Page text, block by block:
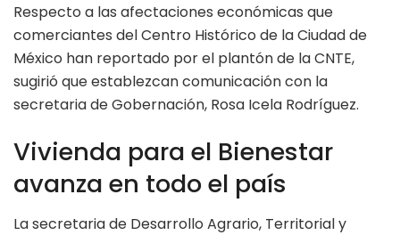
Respecto a las afectaciones económicas que
comerciantes del Centro Histórico de la Ciudad de
México han reportado por el plantón de la CNTE,
sugirió que establezcan comunicación con la
secretaria de Gobernación, Rosa Icela Rodríguez.
Vivienda para el Bienestar
avanza en todo el país
La secretaria de Desarrollo Agrario, Territorial y